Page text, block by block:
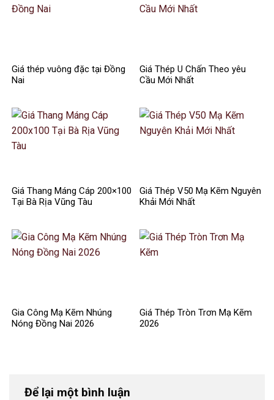
Giá thép vuông đặc tại Đồng
Nai
Giá Thép U Chấn Theo yêu
Cầu Mới Nhất
Giá Thang Máng Cáp 200×100
Tại Bà Rịa Vũng Tàu
Giá Thép V50 Mạ Kẽm Nguyên
Khải Mới Nhất
Gia Công Mạ Kẽm Nhúng
Nóng Đồng Nai 2026
Giá Thép Tròn Trơn Mạ Kẽm
2026
Để lại một bình luận